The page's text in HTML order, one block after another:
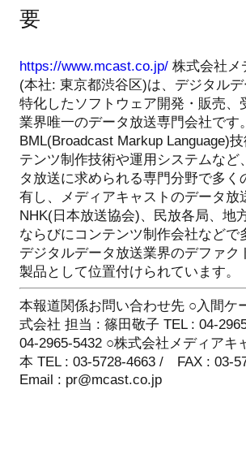
要
https://www.mcast.co.jp/ 株式会社メ
(本社: 東京都渋谷区)は、デジタル
特化したソフトウェア開発・販売、
業界唯一のデータ放送専門会社です。
BML(Broadcast Markup Language)
テンツ制作技術や運用システムなど
タ放送に求められる専門分野で多く
有し、メディアキャストのデータ放
NHK(日本放送協会)、民放各局、地
ならびにコンテンツ制作会社などで
デジタルデータ放送業界のデファク
製品として位置付けられています。
本報道関係お問い合わせ先 ○入間ケ
式会社 担当 : 篠田敬子 TEL : 04-
04-2965-5432 ○株式会社メディアキ
本 TEL : 03-5728-4663 / FAX : 03-
Email : pr@mcast.co.jp